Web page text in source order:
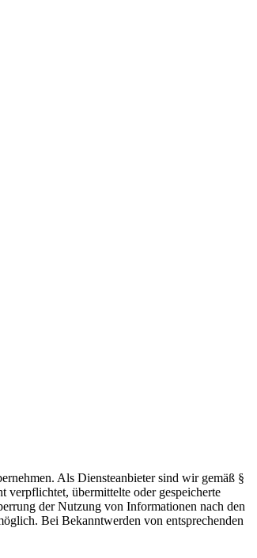
Als Diensteanbieter sind wir gemäß §
übermittelte oder gespeicherte
der Nutzung von Informationen nach den
Bei Bekanntwerden von entsprechenden